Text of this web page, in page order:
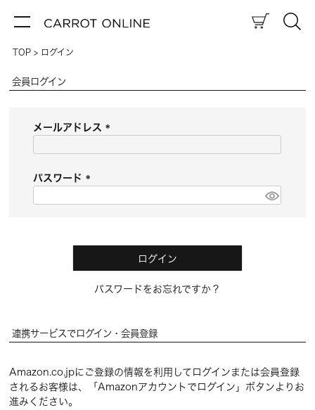
TOP ログイン
会員ログイン
メールアドレス
パスワード
ログイン
パスワードをお忘れですか？
連携サービスでログイン・会員登録
Amazon.co.jpにご登録の情報を利用してログインまたは会員登録
されるお客様は、「Amazonアカウントでログイン」ボタンよりお
進みください。